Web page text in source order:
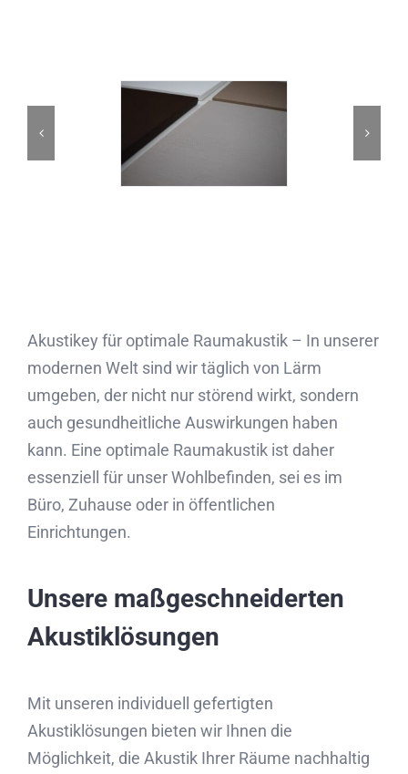
Akustikey für optimale Raumakustik – In unserer
modernen Welt sind wir täglich von Lärm
umgeben, der nicht nur störend wirkt, sondern
auch gesundheitliche Auswirkungen haben
kann. Eine optimale Raumakustik ist daher
essenziell für unser Wohlbefinden, sei es im
Büro, Zuhause oder in öffentlichen
Einrichtungen.
Unsere maßgeschneiderten
Akustiklösungen
Mit unseren individuell gefertigten
Akustiklösungen bieten wir Ihnen die
Möglichkeit, die Akustik Ihrer Räume nachhaltig